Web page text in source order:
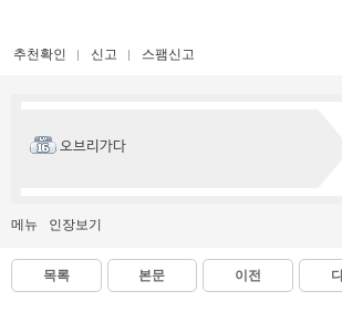
추천확인 신고 스팸신고
오브리가다
메뉴 인장보기
목록 본문 이전